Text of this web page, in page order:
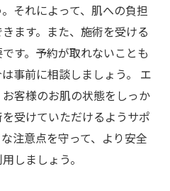
それによって、肌への負担
ます。また、施術を受ける
す。予約が取れないことも
事前に相談しましょう。 エ
客様のお肌の状態をしっか
受けていただけるようサポ
注意点を守って、より安全
しましょう。